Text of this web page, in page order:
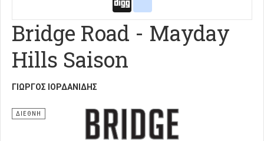
Bridge Road - Mayday
Hills Saison
ΓΙΏΡΓΟΣ ΙΟΡΔΑΝΊΔΗΣ
ΔΙΕΘΝΗ